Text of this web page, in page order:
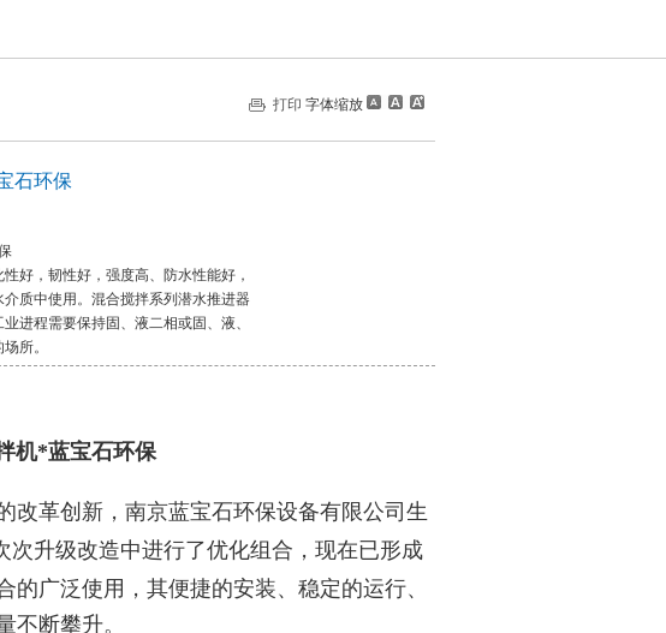
打印 字体缩放
石环保
好，韧性好，强度高、防水性能好，
质中使用。混合搅拌系列潜水推进器
进程需要保持固、液二相或固、液、
所。
机*蓝宝石环保
改革创新，南京蓝宝石环保设备有限公司生
次升级改造中进行了优化组合，现在已形成
广泛使用，其便捷的安装、稳定的运行、
不断攀升。